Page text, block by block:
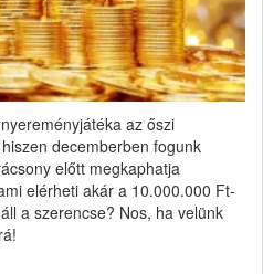
az őszi
decemberben fogunk
előtt megkaphatja
elérheti akár a 10.000.000 Ft-
a szerencse? Nos, ha velünk